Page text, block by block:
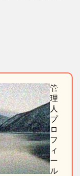
管
理
人
プ
ロ
フ
ィ
ー
ル